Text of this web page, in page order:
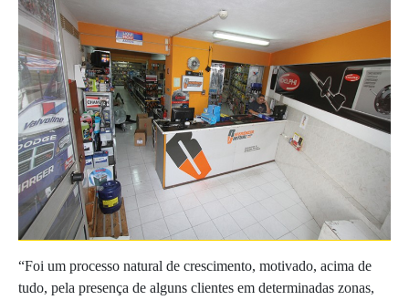
“Foi um processo natural de crescimento, motivado, acima de
tudo, pela presença de alguns clientes em determinadas zonas,